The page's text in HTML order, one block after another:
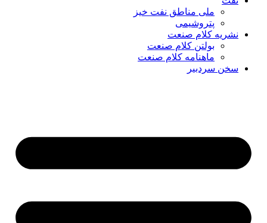
ملی مناطق نفت خیز
پتروشیمی
نشریه کلام صنعت
بولتن کلام صنعت
ماهنامه کلام صنعت
سخن سردبیر